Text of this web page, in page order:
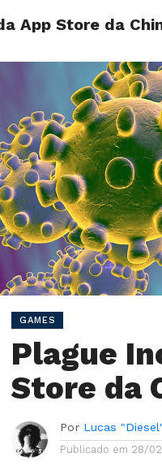
SITE
App Store da
GAMES
Plague
Store da
Por Lucas
Publicado em 28/